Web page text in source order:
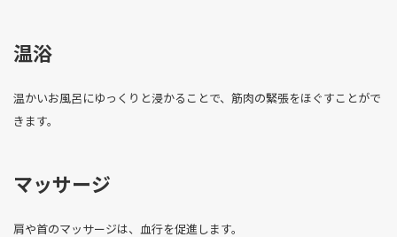
温浴
温かいお風呂にゆっくりと浸かることで、筋肉の緊張をほぐすことがで
きます。
マッサージ
肩や首のマッサージは、血行を促進します。